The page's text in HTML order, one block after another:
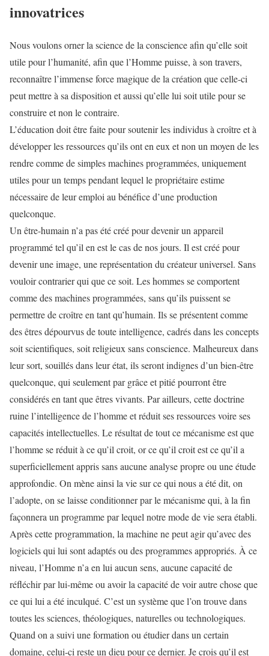
innovatrices
Nous voulons orner la science de la conscience afin qu’elle soit
utile pour l’humanité, afin que l’Homme puisse, à son travers,
reconnaître l’immense force magique de la création que celle-ci
peut mettre à sa disposition et aussi qu’elle lui soit utile pour se
construire et non le contraire.
L’éducation doit être faite pour soutenir les individus à croître et à
développer les ressources qu’ils ont en eux et non un moyen de les
rendre comme de simples machines programmées, uniquement
utiles pour un temps pendant lequel le propriétaire estime
nécessaire de leur emploi au bénéfice d’une production
quelconque.
Un être-humain n’a pas été créé pour devenir un appareil
programmé tel qu’il en est le cas de nos jours. Il est créé pour
devenir une image, une représentation du créateur universel. Sans
vouloir contrarier qui que ce soit. Les hommes se comportent
comme des machines programmées, sans qu’ils puissent se
permettre de croître en tant qu’humain. Ils se présentent comme
des êtres dépourvus de toute intelligence, cadrés dans les concepts
soit scientifiques, soit religieux sans conscience. Malheureux dans
leur sort, souillés dans leur état, ils seront indignes d’un bien-être
quelconque, qui seulement par grâce et pitié pourront être
considérés en tant que êtres vivants. Par ailleurs, cette doctrine
ruine l’intelligence de l’homme et réduit ses ressources voire ses
capacités intellectuelles. Le résultat de tout ce mécanisme est que
l’homme se réduit à ce qu’il croit, or ce qu’il croit est ce qu’il a
superficiellement appris sans aucune analyse propre ou une étude
approfondie. On mène ainsi la vie sur ce qui nous a été dit, on
l’adopte, on se laisse conditionner par le mécanisme qui, à la fin
façonnera un programme par lequel notre mode de vie sera établi.
Après cette programmation, la machine ne peut agir qu’avec des
logiciels qui lui sont adaptés ou des programmes appropriés. À ce
niveau, l’Homme n’a en lui aucun sens, aucune capacité de
réfléchir par lui-même ou avoir la capacité de voir autre chose que
ce qui lui a été inculqué. C’est un système que l’on trouve dans
toutes les sciences, théologiques, naturelles ou technologiques.
Quand on a suivi une formation ou étudier dans un certain
domaine, celui-ci reste un dieu pour ce dernier. Je crois qu’il est